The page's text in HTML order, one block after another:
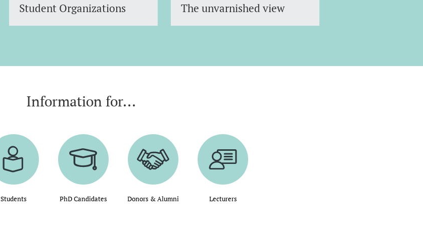
Student Organizations The unvarnished view
Information for...
Students PhD Candidates Donors & Alumni Lecturers